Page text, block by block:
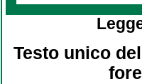
Testo unico